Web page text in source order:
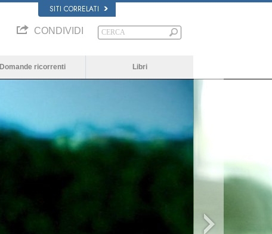
SITI CORRELATI
CONDIVIDI
Domande ricorrenti Libri